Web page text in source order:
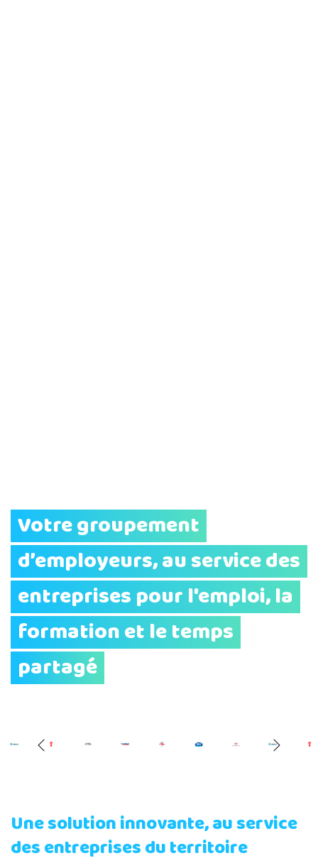
Votre groupement
d’employeurs, au service des
entreprises pour l'emploi, la
formation et le temps
partagé
Une solution innovante, au service
des entreprises du territoire